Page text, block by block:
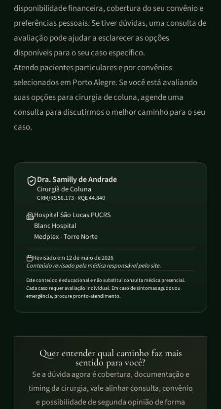
disponibilidade financeira, cobertura do seu convênio e
preferências pessoais. Se tiver dúvidas, uma consulta de
avaliação pode ajudar a esclarecer as opções
disponíveis para o seu caso específico.
Atendo pacientes particulares e por convênios
selecionados em Porto Alegre. Se você está avaliando
suas opções para cirurgia de coluna, agende uma
consulta para discutirmos o melhor caminho para o seu
caso.
Dra. Samilly de Andrade
Cirurgiã de Coluna
CRM/RS 58.173 · RQE 44.840
Hospital São Lucas PUCRS
Blanc Hospital
Medplex - Torre Norte
Revisado em 12 de maio de 2026
Conteúdo revisado pela médica responsável pelo site.
Este conteúdo é educacional e não substitui consulta médica presencial.
Cada caso requer avaliação individual. Em caso de sintomas agudos ou
emergência, procure pronto-atendimento.
Quer entender qual caminho faz mais
sentido para você?
Se a dúvida agora é cobertura, documentação e
timing da cirurgia, vale alinhar consulta, convênio
e possibilidade de segunda opinião de forma